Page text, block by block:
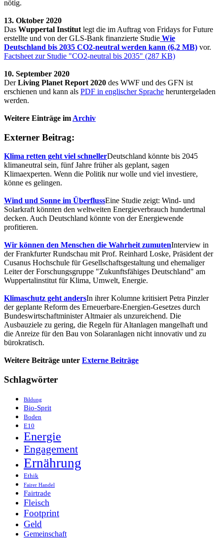
nötig.
13. Oktober 2020
Das Wuppertal Institut legt die im Auftrag von Fridays for Future
erstellte und von der GLS-Bank finanzierte Studie Wie
Deutschland bis 2035 CO2-neutral werden kann (6,2 MB) vor.
Factsheet zur Studie "CO2-neutral bis 2035" (287 KB)
10. September 2020
DerLiving Planet Report 2020 des WWF und des GFN ist
erschienen und kann als PDF in englischer Sprache heruntergeladen
werden.
Weitere Einträge im Archiv
Externer Beitrag:
Klima retten geht viel schnellerDeutschland könnte bis 2045
klimaneutral sein, fünf Jahre früher als geplant, sagen
Klimaexperten. Wenn die Politik nur wolle und viel investiere,
könne es gelingen.
Wind und Sonne im ÜberflussEine Studie zeigt: Wind- und
Solarkraft könnten den weltweiten Energieverbrauch hundertmal
decken. Auch Deutschland könnte von der Energiewende
profitieren.
Wir können den Menschen die Wahrheit zumutenInterview in
der Frankfurter Rundschau mit Prof. Reinhard Loske, Präsident der
Cusanus Hochschule für Gesellschaftsgestaltung und ehemaliger
Leiter der Forschungsgruppe "Zukunftsfähiges Deutschland" am
Wuppertalinstitut für Klima, Umwelt, Energie.
Klimaschutz geht andersIn ihrer Kolumne kritisiert Petra Pinzler
der geplante Reform des Erneuerbare-Energien-Gesetzes durch
Bundeswirtschaftminister Altmaier als unzureichend. Die
Ausbauziele zu gering, die Regeln für Altanlagen mangelhaft und
die Anreize für den Bau von Solaranlagen nicht innovativ und zu
bürokratisch.
Weitere Beiträge unter Externe Beiträge
Schlagwörter
Bildung
Bio-Sprit
Boden
E10
Energie
Engagement
Ernährung
Ethik
Fairer Handel
Fairtrade
Fleisch
Footprint
Geld
Gemeinschaft